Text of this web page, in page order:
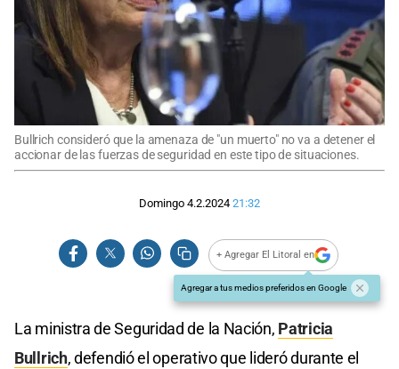
Bullrich consideró que la amenaza de "un muerto" no va a detener el
accionar de las fuerzas de seguridad en este tipo de situaciones.
Domingo 4.2.2024 21:32
+ Agregar El Litoral en
Agregar a tus medios preferidos en Google
La ministra de Seguridad de la Nación, Patricia
Bullrich, defendió el operativo que lideró durante el